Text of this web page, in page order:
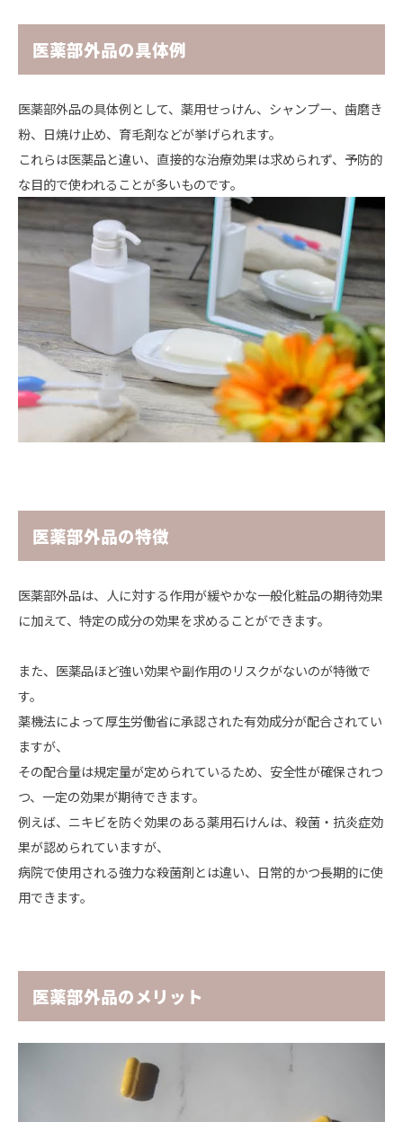
医薬部外品の具体例
医薬部外品の具体例として、薬用せっけん、シャンプー、歯磨き
粉、日焼け止め、育毛剤などが挙げられます。
これらは医薬品と違い、直接的な治療効果は求められず、予防的
な目的で使われることが多いものです。
医薬部外品の特徴
医薬部外品は、人に対する作用が緩やかな一般化粧品の期待効果
に加えて、特定の成分の効果を求めることができます。
また、医薬品ほど強い効果や副作用のリスクがないのが特徴で
す。
薬機法によって厚生労働省に承認された有効成分が配合されてい
ますが、
その配合量は規定量が定められているため、安全性が確保されつ
つ、一定の効果が期待できます。
例えば、ニキビを防ぐ効果のある薬用石けんは、殺菌・抗炎症効
果が認められていますが、
病院で使用される強力な殺菌剤とは違い、日常的かつ長期的に使
用できます。
医薬部外品のメリット